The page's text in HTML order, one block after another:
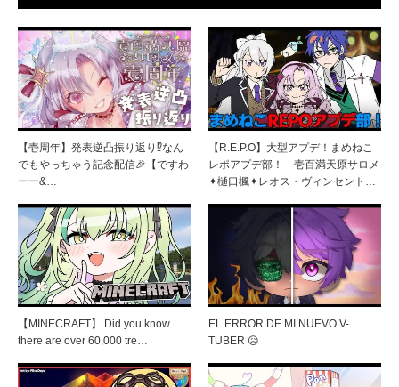
【壱周年】発表逆凸振り返り⁉なん
でもやっちゃう記念配信🎉【ですわ
ーー&…
【R.E.P.O】大型アプデ！まめねこ
レポアプデ部！ 壱百満天原サロメ
✦樋口楓✦レオス・ヴィンセント…
【MINECRAFT】 Did you know
there are over 60,000 tre…
EL ERROR DE MI NUEVO V-
TUBER 😥